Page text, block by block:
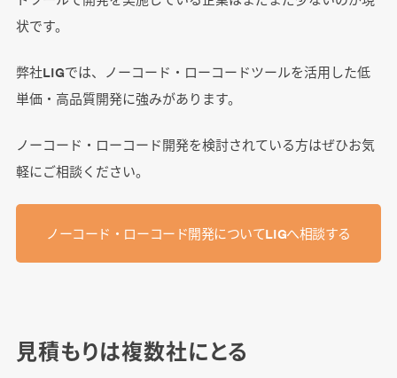
状です。
弊社LIGでは、ノーコード・ローコードツールを活用した低
単価・高品質開発に強みがあります。
ノーコード・ローコード開発を検討されている方はぜひお気
軽にご相談ください。
ノーコード・ローコード開発についてLIGへ相談する
見積もりは複数社にとる